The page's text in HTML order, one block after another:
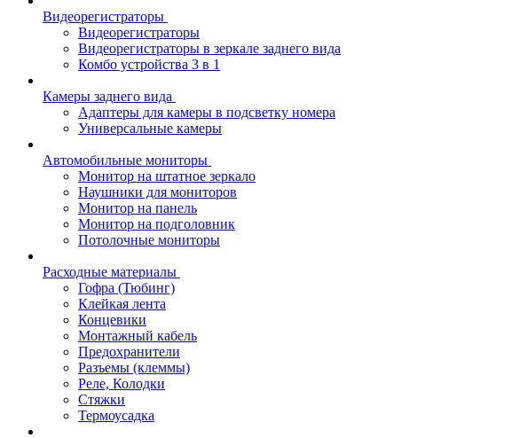
Видеорегистраторы
Видеорегистраторы
Видеорегистраторы в зеркале заднего вида
Комбо устройства 3 в 1
Камеры заднего вида
Адаптеры для камеры в подсветку номера
Универсальные камеры
Автомобильные мониторы
Монитор на штатное зеркало
Наушники для мониторов
Монитор на панель
Монитор на подголовник
Потолочные мониторы
Расходные материалы
Гофра (Тюбинг)
Клейкая лента
Концевики
Монтажный кабель
Предохранители
Разъемы (клеммы)
Реле, Колодки
Стяжки
Термоусадка